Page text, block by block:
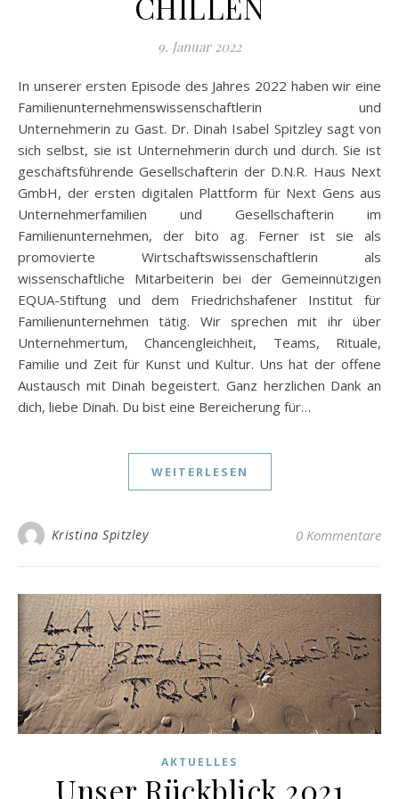
9. Januar 2022
In unserer ersten Episode des Jahres 2022 haben wir eine
Familienunternehmenswissenschaftlerin und
Unternehmerin zu Gast. Dr. Dinah Isabel Spitzley sagt von
sich selbst, sie ist Unternehmerin durch und durch. Sie ist
geschäftsführende Gesellschafterin der D.N.R. Haus Next
GmbH, der ersten digitalen Plattform für Next Gens aus
Unternehmerfamilien und Gesellschafterin im
Familienunternehmen, der bito ag. Ferner ist sie als
promovierte Wirtschaftswissenschaftlerin als
wissenschaftliche Mitarbeiterin bei der Gemeinnützigen
EQUA-Stiftung und dem Friedrichshafener Institut für
Familienunternehmen tätig. Wir sprechen mit ihr über
Unternehmertum, Chancengleichheit, Teams, Rituale,
Familie und Zeit für Kunst und Kultur. Uns hat der offene
Austausch mit Dinah begeistert. Ganz herzlichen Dank an
dich, liebe Dinah. Du bist eine Bereicherung für…
WEITERLESEN
Kristina Spitzley 0 Kommentare
AKTUELLES
Unser Rückblick 2021